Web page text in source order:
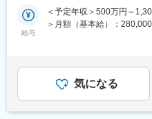
世界各国に展開する事業会
スクマネジメントに関する
■働き方
・在宅頻度の実態：週1回
・フレックス頻度：各自活
す。）
スの理解を深めると共に、
た経験や技術を発揮頂きま
ア感を考慮しながら製造現
給与
＜予定年収＞500万円～
＞月額（基本給）：
給：約28~41万円）■製造
持ちの方 年収：約
までも目安の金額であり、
す。月給(月額)は固定手当
気になる